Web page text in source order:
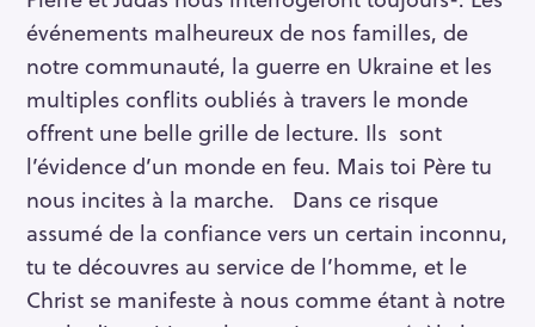
événements malheureux de nos familles, de
notre communauté, la guerre en Ukraine et les
multiples conflits oubliés à travers le monde
offrent une belle grille de lecture. Ils sont
l’évidence d’un monde en feu. Mais toi Père tu
nous incites à la marche. Dans ce risque
assumé de la confiance vers un certain inconnu,
tu te découvres au service de l’homme, et le
Christ se manifeste à nous comme étant à notre